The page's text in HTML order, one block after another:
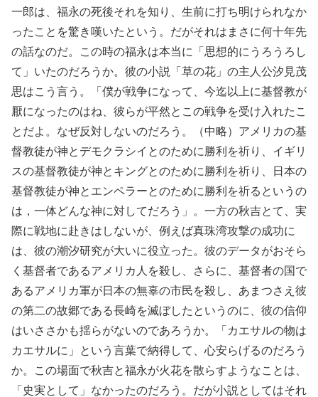
一郎は、福永の死後それを知り、生前に打ち明けられなか
ったことを驚き嘆いたという。だがそれはまさに何十年先
の話なのだ。この時の福永は本当に「思想的にうろうろし
て」いたのだろうか。彼の小説「草の花」の主人公汐見茂
思はこう言う。「僕が戦争になって、今迄以上に基督教が
厭になったのはね、彼らが平然とこの戦争を受け入れたこ
とだよ。なぜ反対しないのだろう。（中略）アメリカの基
督教徒が神とデモクラシイとのために勝利を祈り、イギリ
スの基督教徒が神とキングとのために勝利を祈り、日本の
基督教徒が神とエンペラーとのために勝利を祈るというの
は，一体どんな神に対してだろう」。一方の秋吉とて、実
際に戦地に赴きはしないが、例えば真珠湾攻撃の成功に
は、彼の潮汐研究が大いに役立った。彼のデータがおそら
く基督者であるアメリカ人を殺し、さらに、基督者の国で
あるアメリカ軍が日本の無辜の市民を殺し、あまつさえ彼
の第二の故郷である長崎を滅ぼしたというのに、彼の信仰
はいささかも揺らがないのであろうか。「カエサルの物は
カエサルに」という言葉で納得して、心安らげるのだろう
か。この場面で秋吉と福永が火花を散らすようなことは、
「史実として」なかったのだろう。だが小説としてはそれ